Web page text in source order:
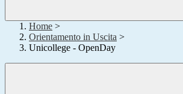
Home >
Orientamento in Uscita >
Unicollege - OpenDay